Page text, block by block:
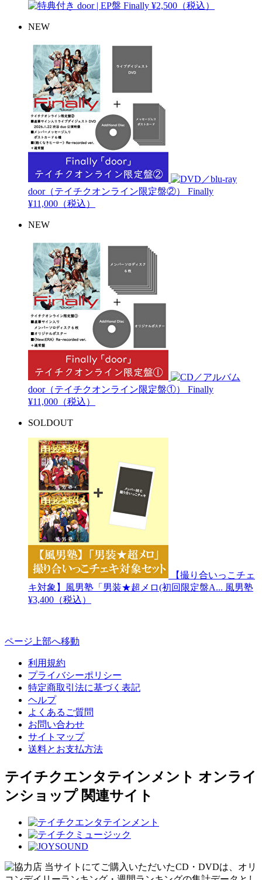
door | EP盤 Finally ¥2,500（税込）
NEW
door（テイチクオンライン限定盤②） Finally
¥11,000（税込）
NEW
door（テイチクオンライン限定盤①） Finally
¥11,000（税込）
SOLDOUT
【撮り合いっこチェ
キ対象】風男塾「男装★超メロ(初回限定盤A... 風男塾
¥3,400（税込）
ページ上部へ移動
利用規約
プライバシーポリシー
特定商取引法に基づく表記
ヘルプ
よくあるご質問
お問い合わせ
サイトマップ
送料とお支払方法
テイチクエンタテインメント オンライ
ンショップ 関連サイト
当サイトにてご購入いただいたCD・DVDは、オリ